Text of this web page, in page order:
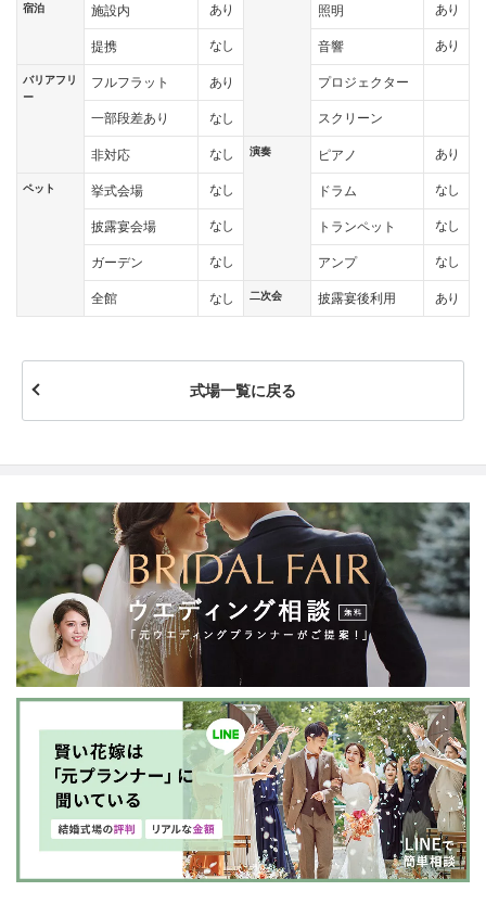
宿泊 施設内 あり
提携 なし
バリアフリ
ー
フルフラット あり
一部段差あり なし
非対応 なし
ペット 挙式会場 なし
披露宴会場 なし
ガーデン なし
全館 なし
照明 あり
音響 あり
プロジェクター
スクリーン
演奏 ピアノ あり
ドラム なし
トランペット なし
アンプ なし
二次会 披露宴後利用 あり
式場一覧に戻る